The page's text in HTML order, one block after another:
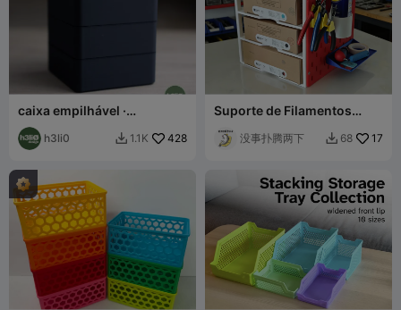
caixa empilhável ·
quadrada
h3li0  1.1K 428
Suporte de Filamentos
没事扑腾两下  68 17